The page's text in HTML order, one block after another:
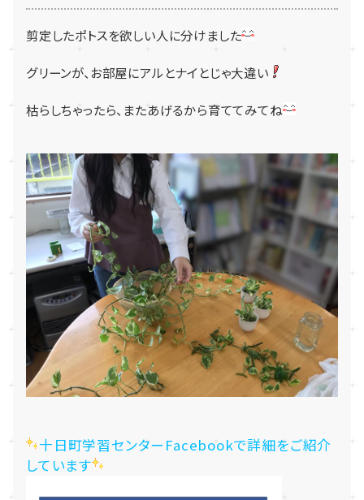
剪定したポトスを欲しい人に分けました
グリーンが、お部屋にアルとナイとじゃ大違い
枯らしちゃったら、またあげるから育ててみてね
十日町学習センターFacebookで詳細をご紹介
しています